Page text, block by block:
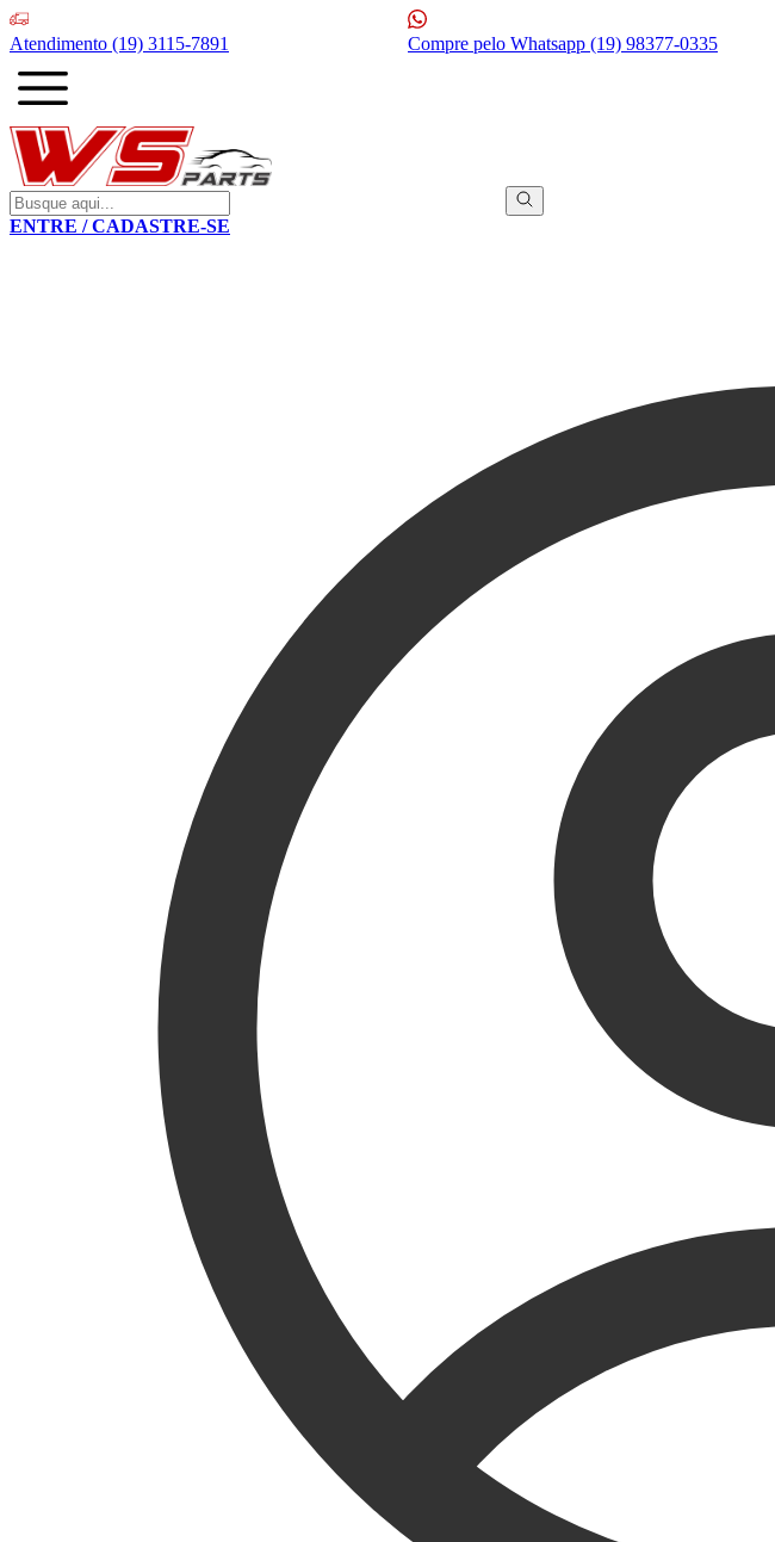
Atendimento (19) 3115-7891 Compre pelo Whatsapp (19) 98377-0335
ENTRE / CADASTRE-SE